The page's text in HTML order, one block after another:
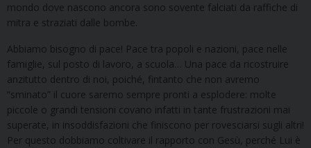
mondo dove nascono ancora sono sovente falciati da raffiche di
mitra e straziati dalle bombe.
Abbiamo bisogno di pace! Pace tra popoli e nazioni, pace nelle
famiglie, sul posto di lavoro, a scuola… Una pace da ricostruire
anzitutto dentro di noi, poiché, fintanto che non avremo
“sminato” il cuore saremo sempre pronti a esplodere: molte
piccole o grandi tensioni covano infatti in tante frustrazioni mai
superate, in insoddisfazioni che finiscono per rovesciarsi sugli altri!
Per questo dobbiamo coltivare il rapporto con Gesù, perché Lui è